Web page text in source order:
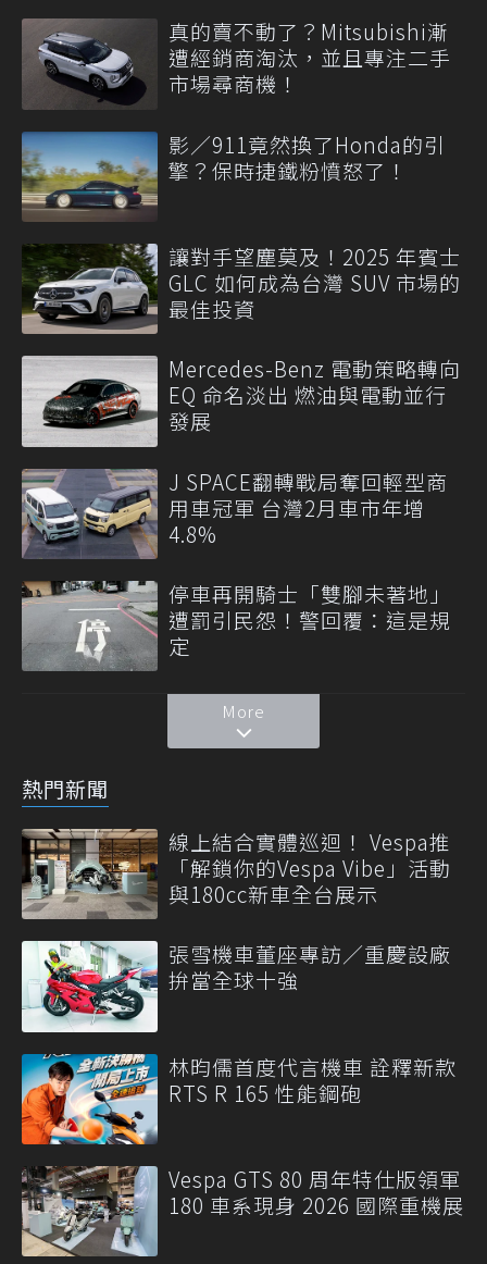
真的賣不動了？Mitsubishi漸
遭經銷商淘汰，並且專注二手
市場尋商機！
影／911竟然換了Honda的引
擎？保時捷鐵粉憤怒了！
讓對手望塵莫及！2025 年賓士
GLC 如何成為台灣 SUV 市場的
最佳投資
Mercedes-Benz 電動策略轉向
EQ 命名淡出 燃油與電動並行
發展
J SPACE翻轉戰局奪回輕型商
用車冠軍 台灣2月車市年增
4.8%
停車再開騎士「雙腳未著地」
遭罰引民怨！警回覆：這是規
定
More
熱門新聞
線上結合實體巡迴！ Vespa推
「解鎖你的Vespa Vibe」活動
與180cc新車全台展示
張雪機車董座專訪／重慶設廠
拚當全球十強
林昀儒首度代言機車 詮釋新款
RTS R 165 性能鋼砲
Vespa GTS 80 周年特仕版領軍
180 車系現身 2026 國際重機展